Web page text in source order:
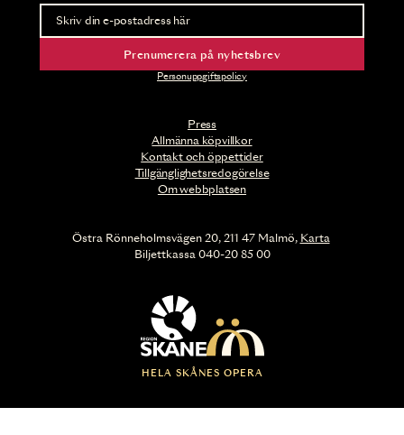
Press
Allmänna köpvillkor
Kontakt och öppettider
Tillgänglighetsredogörelse
Om webbplatsen
Nyhetsbrev
Ta del av förhandsinformation och biljettsläpp.
Prenumerera på nyhetsbrev
Personuppgiftspolicy
HELA SKÅNES OPERA
Östra Rönneholmsvägen 20, 211 47 Malmö, Karta
Biljettkassa 040-20 85 00